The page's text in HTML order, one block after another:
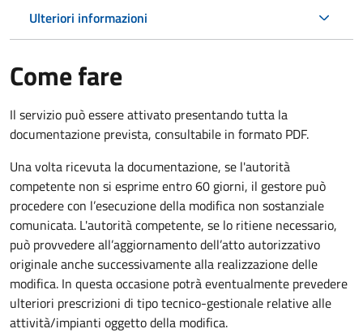
Ulteriori informazioni
Come fare
Il servizio può essere attivato presentando tutta la
documentazione prevista, consultabile in formato PDF.
Una volta ricevuta la documentazione, se l'autorità
competente non si esprime entro 60 giorni, il gestore può
procedere con l’esecuzione della modifica non sostanziale
comunicata. L'autorità competente, se lo ritiene necessario,
può provvedere all’aggiornamento dell’atto autorizzativo
originale anche successivamente alla realizzazione delle
modifica. In questa occasione potrà eventualmente prevedere
ulteriori prescrizioni di tipo tecnico-gestionale relative alle
attività/impianti oggetto della modifica.